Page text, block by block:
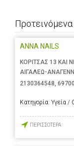
Προτεινόμενα
ANNA NAILS
ΚΟΡΙΤΣΑΣ 13 ΚΑΙ
ΑΙΓΑΛΕΩ-
2130364548,
Κατηγορία: Υγεία /
ΠΕΡΙΣΣΟΤΕΡΑ